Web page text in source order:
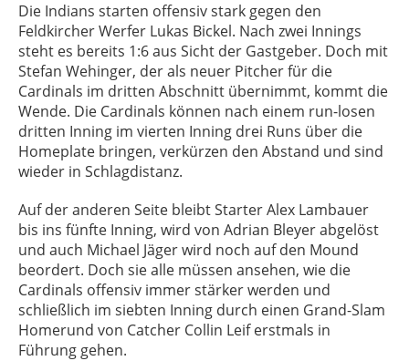
Die Indians starten offensiv stark gegen den
Feldkircher Werfer Lukas Bickel. Nach zwei Innings
steht es bereits 1:6 aus Sicht der Gastgeber. Doch mit
Stefan Wehinger, der als neuer Pitcher für die
Cardinals im dritten Abschnitt übernimmt, kommt die
Wende. Die Cardinals können nach einem run-losen
dritten Inning im vierten Inning drei Runs über die
Homeplate bringen, verkürzen den Abstand und sind
wieder in Schlagdistanz.
Auf der anderen Seite bleibt Starter Alex Lambauer
bis ins fünfte Inning, wird von Adrian Bleyer abgelöst
und auch Michael Jäger wird noch auf den Mound
beordert. Doch sie alle müssen ansehen, wie die
Cardinals offensiv immer stärker werden und
schließlich im siebten Inning durch einen Grand-Slam
Homerund von Catcher Collin Leif erstmals in
Führung gehen.